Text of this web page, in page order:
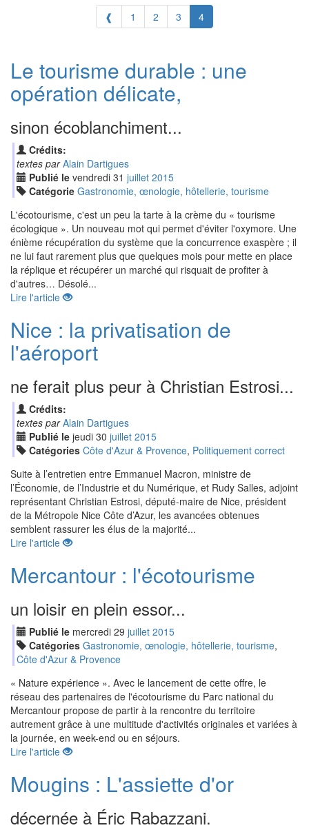
❰ 1 2 3 4
Le tourisme durable : une
opération délicate,
sinon écoblanchiment...
Crédits:
textes par Alain Dartigues
Publié le vendredi 31 juillet 2015
Catégorie Gastronomie, œnologie, hôtellerie, tourisme
L'écotourisme, c'est un peu la tarte à la crème du « tourisme
écologique ». Un nouveau mot qui permet d'éviter l'oxymore. Une
énième récupération du système que la concurrence exaspère ; il
ne lui faut rarement plus que quelques mois pour mette en place
la réplique et récupérer un marché qui risquait de profiter à
d'autres… Désolé...
Lire l'article
Nice : la privatisation de
l'aéroport
ne ferait plus peur à Christian Estrosi...
Crédits:
textes par Alain Dartigues
Publié le jeudi 30 juillet 2015
Catégories Côte d'Azur & Provence, Politiquement correct
Suite à l’entretien entre Emmanuel Macron, ministre de
l’Économie, de l’Industrie et du Numérique, et Rudy Salles, adjoint
représentant Christian Estrosi, député-maire de Nice, président
de la Métropole Nice Côte d’Azur, les avancées obtenues
semblent rassurer les élus de la majorité...
Lire l'article
Mercantour : l'écotourisme
un loisir en plein essor...
Publié le mercredi 29 juillet 2015
Catégories Gastronomie, œnologie, hôtellerie, tourisme,
Côte d'Azur & Provence
« Nature expérience ». Avec le lancement de cette offre, le
réseau des partenaires de l'écotourisme du Parc national du
Mercantour propose de partir à la rencontre du territoire
autrement grâce à une multitude d'activités originales et variées à
la journée, en week-end ou en séjours.
Lire l'article
Mougins : L'assiette d'or
décernée à Éric Rabazzani.